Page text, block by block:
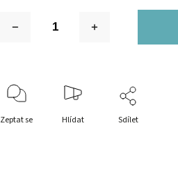
Zeptat se Hlídat Sdílet